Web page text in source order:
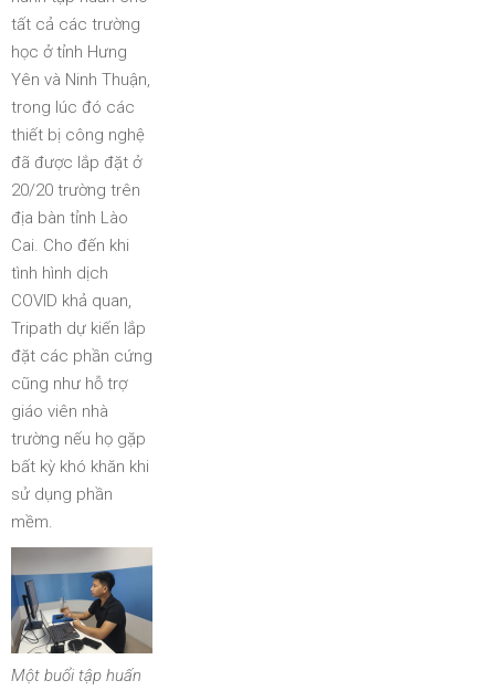
tất cả các trường
học ở tỉnh Hưng
Yên và Ninh Thuận,
trong lúc đó các
thiết bị công nghệ
đã được lắp đặt ở
20/20 trường trên
địa bàn tỉnh Lào
Cai. Cho đến khi
tình hình dịch
COVID khả quan,
Tripath dự kiến lắp
đặt các phần cứng
cũng như hỗ trợ
giáo viên nhà
trường nếu họ gặp
bất kỳ khó khăn khi
sử dụng phần
mềm.
Một buổi tập huấn